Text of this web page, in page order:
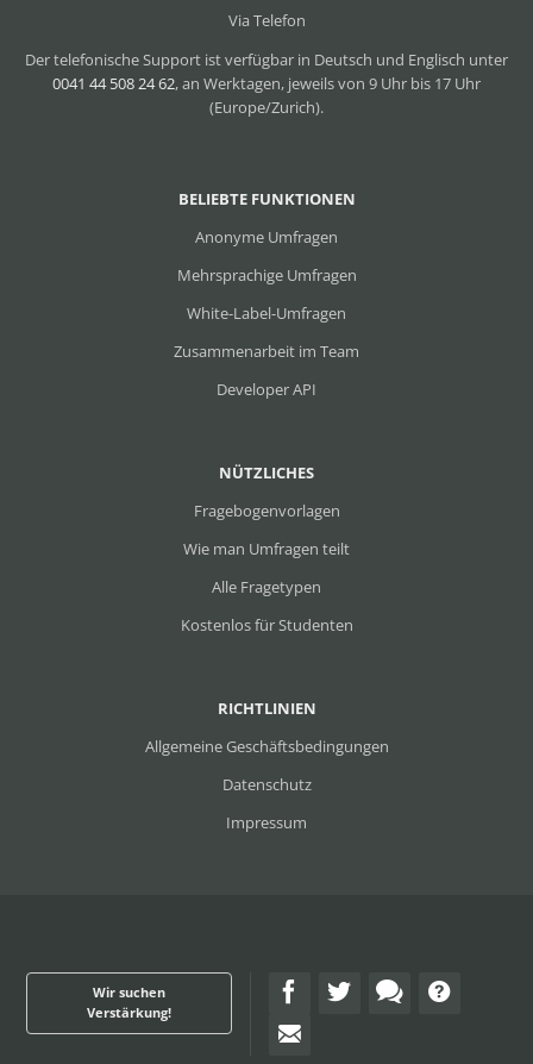
RICHTLINIEN
Allgemeine Geschäftsbedingungen
Datenschutz
Impressum
NÜTZLICHES
Fragebogenvorlagen
Wie man Umfragen teilt
Alle Fragetypen
Kostenlos für Studenten
BELIEBTE FUNKTIONEN
Anonyme Umfragen
Mehrsprachige Umfragen
White-Label-Umfragen
Zusammenarbeit im Team
Developer API
Via Telefon
Der telefonische Support ist verfügbar in Deutsch und Englisch unter
0041 44 508 24 62, an Werktagen, jeweils von 9 Uhr bis 17 Uhr
(Europe/Zurich).
Wir suchen
Verstärkung!